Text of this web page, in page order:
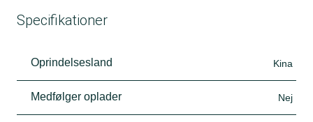
Specifikationer
Oprindelsesland Kina
Medfølger oplader Nej